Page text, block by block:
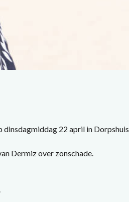
22 april in Dorpshuis
Dermiz over zonschade.